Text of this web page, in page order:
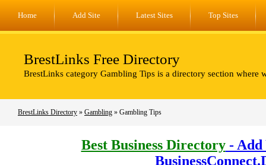
Home Add Site Latest Sites Top Sites
BrestLinks Free Directory
BrestLinks category Gambling Tips is a directory section where
BrestLinks Directory » Gambling » Gambling Tips
Best Business Directory- Add